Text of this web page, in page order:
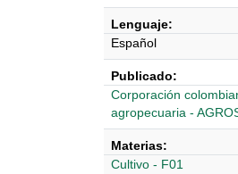
Lenguaje:
Español
Publicado:
Corporación
agropecuaria -
Materias:
Cultivo - F01